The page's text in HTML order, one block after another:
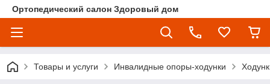
Ортопедический салон Здоровый дом
Товары и услуги Инвалидные опоры-ходунки